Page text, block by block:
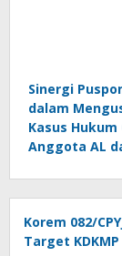
Sinergi
dalam
Kasus Hukum
Anggota AL
Korem 082/
Target KDKMP